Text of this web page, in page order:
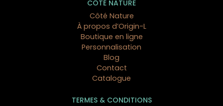
CÔTÉ NATURE
Côté Nature
À propos d’Origin-L
Boutique en ligne
Personnalisation
Blog
Contact
Catalogue
TERMES & CONDITIONS